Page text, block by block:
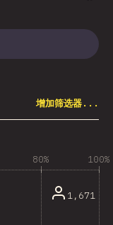
增加筛选器...
80% 100%
1,671